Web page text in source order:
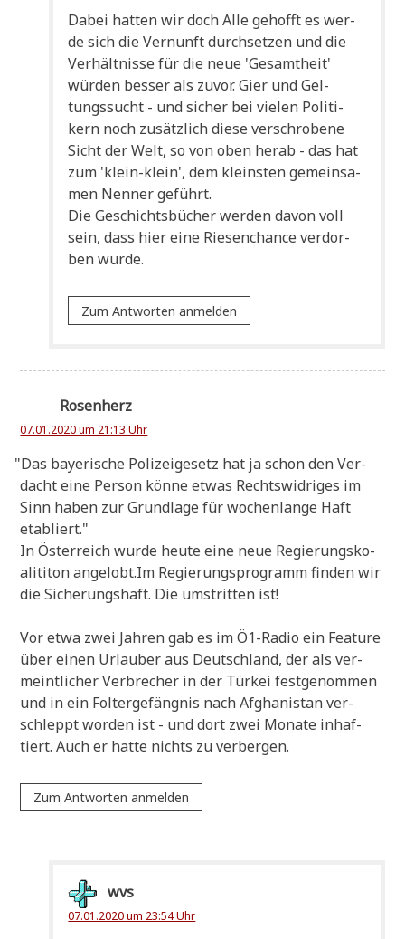
Dabei hat­ten wir doch Alle gehofft es wer­
de sich die Ver­nunft durch­set­zen und die
Ver­hält­nis­se für die neue 'Gesamt­heit'
wür­den bes­ser als zuvor. Gier und Gel­
tungs­sucht - und sicher bei vie­len Poli­ti­
kern noch zusätz­lich die­se ver­schro­be­ne
Sicht der Welt, so von oben her­ab - das hat
zum 'klein-klein', dem klein­sten gemein­sa­
men Nen­ner geführt.
Die Geschichts­bü­cher wer­den davon voll
sein, dass hier eine Rie­sen­chan­ce ver­dor­
ben wurde.
Zum Antworten anmelden
Rosenherz
07.01.2020 um 21:13 Uhr
"Das baye­ri­sche Poli­zei­ge­setz hat ja schon den Ver­
dacht eine Per­son kön­ne etwas Rechts­wid­ri­ges im
Sinn haben zur Grund­la­ge für wochen­lan­ge Haft
etabliert."
In Öster­reich wur­de heu­te eine neue Regie­rungs­ko­
ali­ti­ton angelobt.Im Regie­rungs­pro­gramm fin­den wir
die Siche­rungs­haft. Die umstrit­ten ist!
Vor etwa zwei Jah­ren gab es im Ö1-Radio ein Fea­ture
über einen Urlau­ber aus Deutsch­land, der als ver­
meint­li­cher Ver­bre­cher in der Tür­kei fest­ge­nom­men
und in ein Fol­ter­ge­fäng­nis nach Afgha­ni­stan ver­
schleppt wor­den ist - und dort zwei Mona­te inhaf­
tiert. Auch er hat­te nichts zu verbergen.
Zum Antworten anmelden
wvs
07.01.2020 um 23:54 Uhr